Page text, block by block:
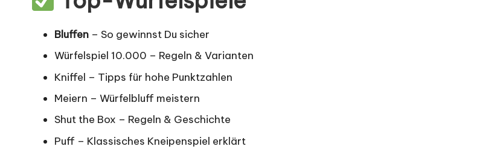
Bluffen – So gewinnst Du sicher
Würfelspiel 10.000 – Regeln & Varianten
Kniffel – Tipps für hohe Punktzahlen
Meiern – Würfelbluff meistern
Shut the Box – Regeln & Geschichte
Puff – Klassisches Kneipenspiel erklärt